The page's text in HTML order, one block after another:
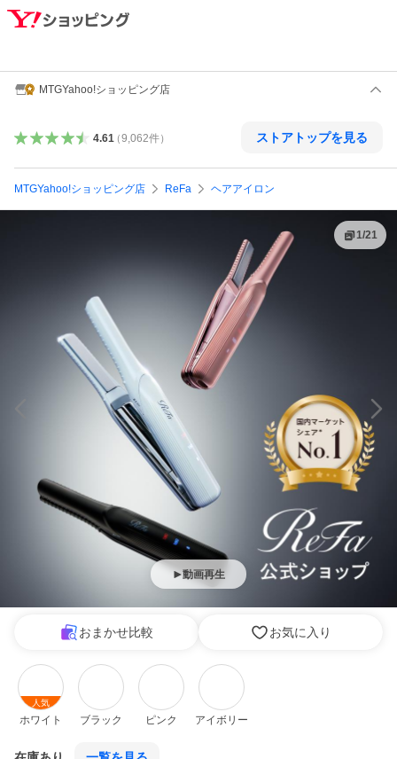
MTGYahoo!ショッピング店
4.61（9,062件） ストアトップを見る
MTGYahoo!ショッピング店 ReFa ヘアアイロン
動画再生
1/21
おまかせ比較 お気に入り
人気
ホワイト ブラック ピンク アイボリー